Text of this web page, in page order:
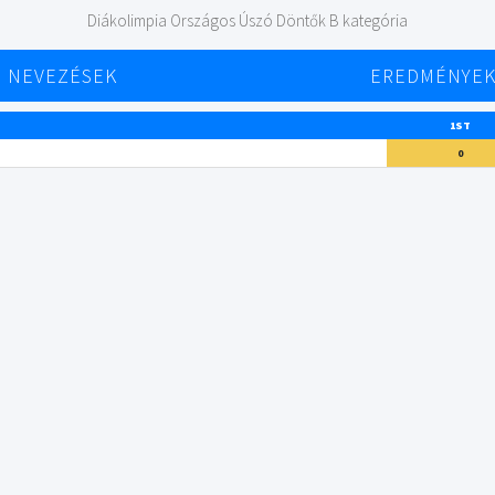
Diákolimpia Országos Úszó Döntők B kategória
NEVEZÉSEK EREDMÉNYEK
1ST
0